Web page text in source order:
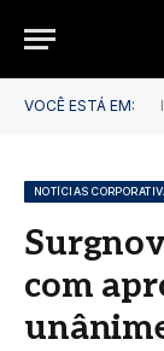
VOCÊ ESTÁ EM:
NOTÍCIAS
com